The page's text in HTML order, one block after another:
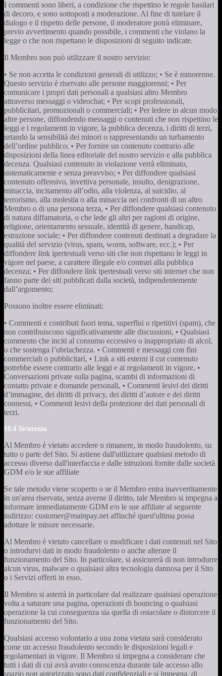
I commenti sono liberi, a condizione che rispettino le regole basilari
di decoro, e sono sottoposti a moderazione. Al fine di tutelare il
dialogo e il rispetto delle persone, il moderatore potrà eliminare,
previo avvertimento quando possibile, i commenti che violano la
legge o che non rispettano le disposizioni di seguito indicate.
Il Membro non può utilizzare il nostro servizio:
• Se non accetta le condizioni generali di utilizzo; • Se è minorenne.
Questo servizio è riservato alle persone maggiorenni; • Per
comunicare i propri dati personali a qualsiasi altro Membro
attraverso messaggi o videochat; • Per scopi professionali,
pubblicitari, promozionali o commerciali; • Per ledere in alcun modo
altre persone, diffondendo messaggi o contenuti che non rispettino le
leggi e i regolamenti in vigore, la pubblica decenza, i diritti di terzi,
urtando la sensibilità dei minori o rappresentando un turbamento
dell’ordine pubblico; • Per fornire un contenuto contrario alle
disposizioni della linea editoriale del nostro servizio e alla pubblica
decenza. Qualsiasi contenuto in violazione verrà eliminato,
sistematicamente e senza preavviso; • Per diffondere qualsiasi
contenuto offensivo, invettiva personale, insulto, denigrazione,
minaccia, incitamento all’odio, alla violenza, al suicidio, al
terrorismo, alla molestia o alla minaccia nei confronti di un altro
Membro o di una persona terza, • Per diffondere qualsiasi contenuto
di natura diffamatoria, o che lede gli altri per ragioni di origine,
religione, orientamento sessuale, identità di genere, handicap,
estrazione sociale; • Per diffondere contenuti destinati a degradare la
qualità del servizio (virus, spam, worm, software, ecc.); • Per
diffondere link ipertestuali verso siti che non rispettano le leggi in
vigore nel paese, a carattere illegale e/o contrari alla pubblica
decenza; • Per diffondere link ipertestuali verso siti internet che non
fanno parte dei siti pubblicati dalla società, indipendentemente
dall’argomento;
Possono inoltre essere eliminati:
• Commenti e contributi fuori tema, superflui o ripetitivi (spam), che
non contribuiscono significativamente alle discussioni, • Qualsiasi
commento che inciti al consumo eccessivo o inappropriato di alcol,
o che sostenga l’ubriachezza. • Commenti e messaggi con fini
commerciali o pubblicitari, • Link a siti esterni il cui contenuto
potrebbe essere contrario alle leggi e ai regolamenti in vigore, •
Conversazioni private sulla pagina, scambi di informazioni di
contatto private e domande personali, • Commenti lesivi dei diritti
d’immagine, dei diritti di privacy, dei diritti d’autore e dei diritti
connessi, • Commenti lesivi della protezione dei dati personali di
terzi.
10.4 Sicurezza
Al Membro è vietato accedere o rimanere, in modo fraudolento, su
tutto o parte del Sito. Si astiene dall'utilizzare qualsiasi metodo di
accesso diverso dall'interfaccia e dalle istruzioni fornite dalle società
GDM e/o le sue affiliate
Se tale metodo viene scoperto o se il Membro entra inavvertitamente
in un'area riservata, senza averne il diritto, tale Membro si impegna a
informare immediatamente GDM e/o le sue affiliate al seguente
indirizzo: customer@mainpay.net affinché quest'ultima possa
adottare le misure necessarie.
Al Membro è vietato cancellare o modificare i dati contenuti nel Sito
o introdurvi dati in modo fraudolento o anche alterare il
funzionamento del Sito. In particolare, si assicurerà di non introdurre
alcun virus, malware o qualsiasi altra tecnologia dannosa per il Sito
o i Servizi offerti in esso.
Il Membro si asterrà in particolare dal realizzare qualsiasi operazione
volta a saturare una pagina, operazioni di bouncing o qualsiasi
operazione la cui conseguenza sia quella di ostacolare o distorcere il
funzionamento del Sito.
Qualsiasi accesso volontario a una zona vietata sarà considerato
come un accesso fraudolento secondo le disposizioni legali e
regolamentari in vigore. Il Membro si impegna a considerare che
tutti i dati di cui avrà avuto conoscenza durante tale accesso allo
spazio non autorizzato sono dati confidenziali e si impegna, di